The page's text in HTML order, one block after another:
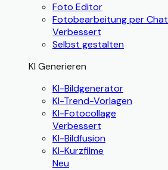
Foto Editor
Fotobearbeitung per Chat
Verbessert
Selbst gestalten
KI Generieren
KI-Bildgenerator
KI-Trend-Vorlagen
KI-Fotocollage
Verbessert
KI-Bildfusion
KI-Kurzfilme
Neu